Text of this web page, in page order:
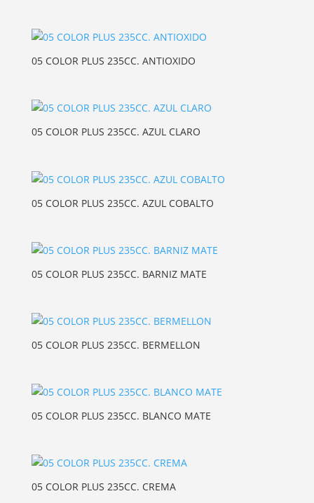
05 COLOR PLUS 235CC. ANTIOXIDO
05 COLOR PLUS 235CC. AZUL CLARO
05 COLOR PLUS 235CC. AZUL COBALTO
05 COLOR PLUS 235CC. BARNIZ MATE
05 COLOR PLUS 235CC. BERMELLON
05 COLOR PLUS 235CC. BLANCO MATE
05 COLOR PLUS 235CC. CREMA